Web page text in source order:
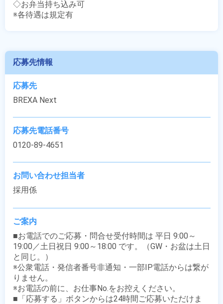
◇お弁当持ち込み可
※各待遇は規定有
応募先情報
応募先
BREXA Next
応募先電話番号
0120-89-4651
お問い合わせ担当者
採用係
ご案内
■お電話でのご応募・問合せ受付時間は 平日 9:00～
19:00／土日祝日 9:00～18:00 です。（GW・お盆は土日
と同じ。）
※公衆電話・発信者番号非通知・一部IP電話からは繋が
りません。
※お電話の前に、お仕事No.をお控えください。
■「応募する」ボタンからは24時間ご応募いただけま